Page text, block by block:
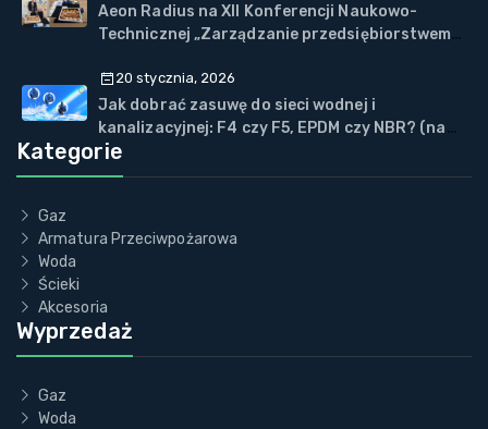
Aeon Radius na XII Konferencji Naukowo-
Technicznej „Zarządzanie przedsiębiorstwem
20 stycznia, 2026
Jak dobrać zasuwę do sieci wodnej i
kanalizacyjnej: F4 czy F5, EPDM czy NBR? (na
przykładzie ECOVALVE™)
Kategorie
Gaz
Armatura Przeciwpożarowa
Woda
Ścieki
Akcesoria
Wyprzedaż
Gaz
Woda